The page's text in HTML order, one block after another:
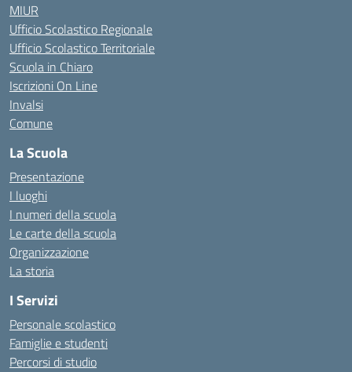
MIUR
Ufficio Scolastico Regionale
Ufficio Scolastico Territoriale
Scuola in Chiaro
Iscrizioni On Line
Invalsi
Comune
La Scuola
Presentazione
I luoghi
I numeri della scuola
Le carte della scuola
Organizzazione
La storia
I Servizi
Personale scolastico
Famiglie e studenti
Percorsi di studio